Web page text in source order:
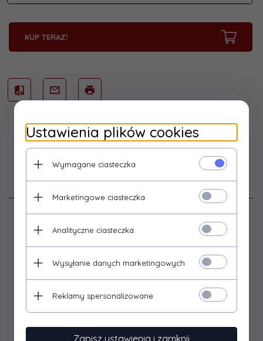
KUP TERAZ!
Opis produktu
Zestaw do kolekcjonerskiej, figurkowej gry bitewnej
Warhammer Age of Sigmar
Materiał: tworzywo.
Zestaw do złożenia i pomalowania. Nie zawiera kleju ani
Ustawienia plików cookies
Wymagane ciasteczka
Marketingowe ciasteczka
Analityczne ciasteczka
Wysyłanie danych marketingowych
Reklamy spersonalizowane
Zapisz ustawienia i zamknij